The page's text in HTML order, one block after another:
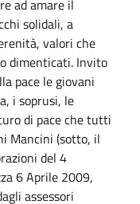
ad amare il
solidali, a
valori che
dimenticati. Invito
pace le giovani
i soprusi, le
di pace che tutti
Mancini (sotto, il
del 4
6 Aprile 2009,
assessori